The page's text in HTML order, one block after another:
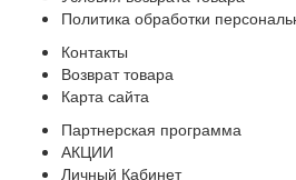
Политика обработки
Контакты
Возврат товара
Карта сайта
Партнерская программа
АКЦИИ
Личный Кабинет